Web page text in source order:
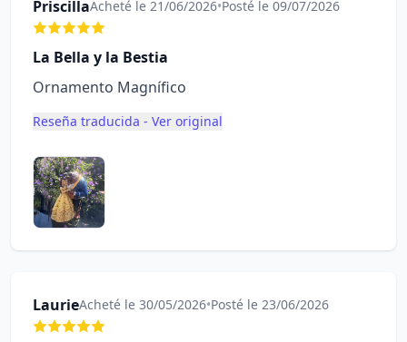
PriscillaAcheté le 21/06/2026•Posté le 09/07/2026
La Bella y la Bestia
Ornamento Magnífico
Reseña traducida - Ver original
LaurieAcheté le 30/05/2026•Posté le 23/06/2026